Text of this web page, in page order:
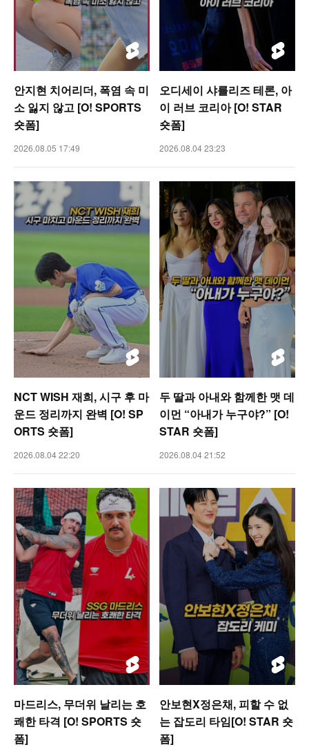
안지현 치어리더, 폭염 속 미
소 잃지 않고 [O! SPORTS
숏폼]
2026.08.05 17:49
오디세이 샤를리즈 테론, 아
이 러브 코리아 [O! STAR
숏폼]
2026.08.04 23:23
NCT WISH 재희, 시구 후 마
운드 정리까지 완벽 [O! SP
ORTS 숏폼]
2026.08.04 22:20
두 딸과 아내와 함께한 맷 데
이먼 “아내가 누구야?” [O!
STAR 숏폼]
2026.08.04 21:52
마드리스, 무더위 날리는 호
쾌한 타격 [O! SPORTS 숏
폼]
안보현X정은채, 피할 수 없
는 잡도리 타임[O! STAR 숏
폼]